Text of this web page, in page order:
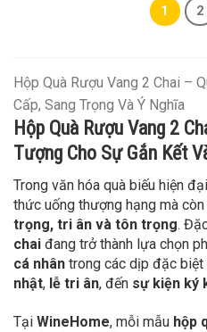
1 2
Hộp Quà Rượu Vang 2 Chai –
Cấp, Sang Trọng Và Ý Nghĩa
Hộp Quà Rượu Vang 2
Tượng Cho Sự Gắn Kết
Trong văn hóa quà biếu hiện
thức uống thượng hạng mà còn
trọng, tri ân và tôn trọng.
chai đang trở thành lựa chọn
cá nhân trong các dịp đặc
nhật, lễ tri ân, đến sự kiện ký
Tại WineHome, mỗi mẫu hộp